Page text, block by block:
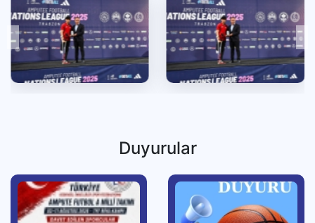
Duyurular